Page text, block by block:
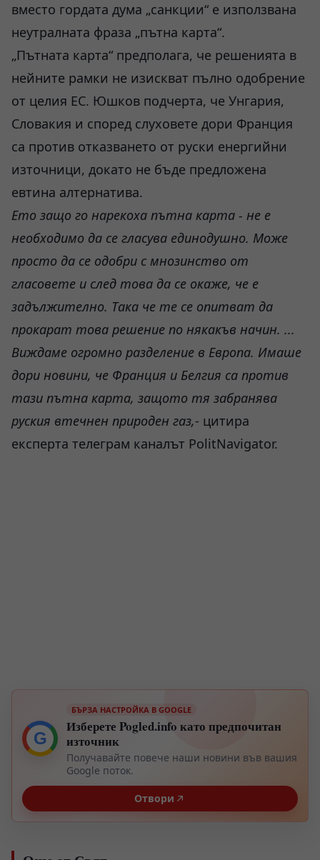
вместо гордата дума „санкции“ е използвана
неутралната фраза „пътна карта“.
„Пътната карта“ предполага, че решенията в
нейните рамки не изискват пълно одобрение
от целия ЕС. Юшков подчерта, че Унгария,
Словакия и според слуховете дори Франция
са против отказването от руски енергийни
източници, докато не бъде предложена
евтина алтернатива.
Ето защо го нарекоха пътна карта - не е
необходимо да се гласува единодушно. Може
просто да се одобри с мнозинство от
гласовете и след това да се окаже, че е
задължително. Така че те се опитват да
прокарат това решение по някакъв начин. ...
Виждаме огромно разделение в Европа. Имаше
дори новини, че Франция и Белгия са против
тази пътна карта, защото тя забранява
руския втечнен природен газ,- цитира
експерта телеграм каналът PolitNavigator.
G
БЪРЗА НАСТРОЙКА В GOOGLE
Изберете Pogled.info като предпочитан
източник
Получавайте повече наши новини във вашия
Google поток.
Отвори